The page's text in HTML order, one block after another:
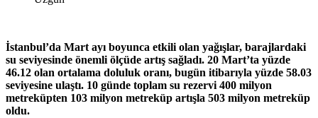
İstanbul’da Mart ayı boyunca etkili olan yağışlar, barajlardaki
su seviyesinde önemli ölçüde artış sağladı. 20 Mart’ta yüzde
46.12 olan ortalama doluluk oranı, bugün itibarıyla yüzde 58.03
seviyesine ulaştı. 10 günde toplam su rezervi 400 milyon
metreküpten 103 milyon metreküp artışla 503 milyon metreküp
oldu.